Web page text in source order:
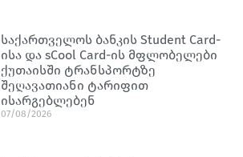
საქართველოს ბანკის Student Card-
ისა და sCool Card-ის მფლობელები
ქუთაისში ტრანსპორტზე
შეღავათიანი ტარიფით
ისარგებლებენ
07/08/2026